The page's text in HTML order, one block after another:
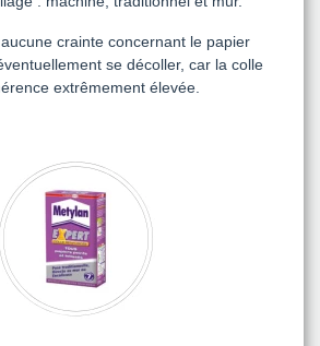
aucune crainte concernant le papier
se décoller, car la colle
extrêmement élevée.